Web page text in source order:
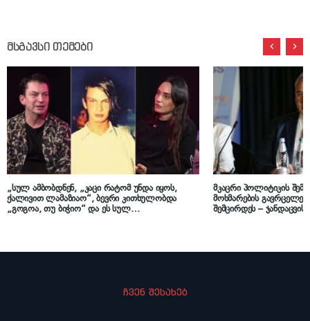
მსგავსი თემები
„სულ ამბობდნენ, „კაცი რატომ უნდა იყოს,
ქალივით ლამაზიაო“, ბევრი კითხულობდა
„გოგოა, თუ ბიჭიო“ და ეს სულ
მკაცრი პოლიტიკის
მოხმარების
შემცირდეს – ჯანდაცვის
ჩვენ შესახებ